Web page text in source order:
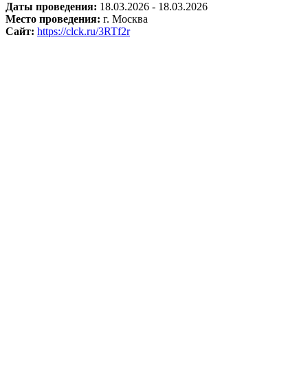
Даты проведения: 18.03.2026 - 18.03.2026
Место проведения: г. Москва
Сайт: https://clck.ru/3RTf2r